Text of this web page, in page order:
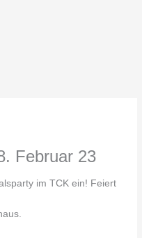
Februar 23
im TCK ein! Feiert